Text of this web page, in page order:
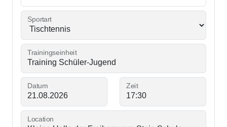
Sportart
Trainingseinheit
Datum Zeit
Location